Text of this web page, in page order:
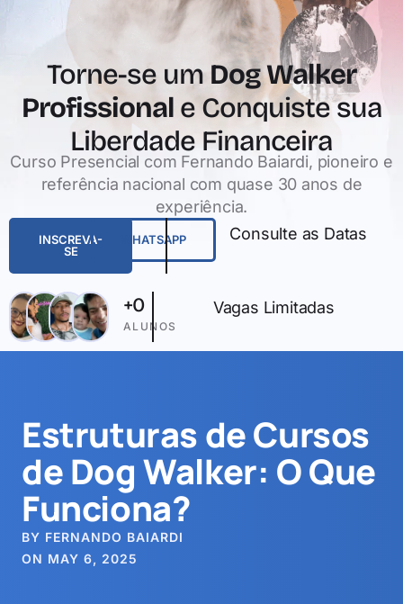
Torne-se umDog Walker
Profissional e Conquiste sua
Liberdade Financeira
Curso Presencial com Fernando Baiardi, pioneiro e
referência nacional com quase 30 anos de
experiência.
INSCREVA-
SE
WHATSAPP Consulte as Datas
ALUNOS
+0 Vagas Limitadas
Estruturas de Cursos
de Dog Walker: O Que
Funciona?
BY FERNANDO BAIARDI
ON MAY 6, 2025